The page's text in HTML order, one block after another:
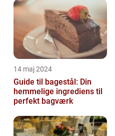
14 maj 2024
Guide til bagestål: Din
hemmelige ingrediens til
perfekt bagværk